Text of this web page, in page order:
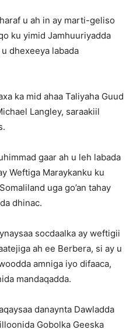
u ah in ay marti-geliso
ku yimid Jamhuuriyadda
dhexeeya labada
ka mid ahaa Taliyaha Guud
Langley, saraakiil
gaar ah u leh labada
Weftiga Maraykanku ku
uga go’an tahay
dhinac.
socdaalka ay weftigii
ah ee Berbera, si ay u
amniga iyo difaaca,
mandaqadda.
danaynta Dawladda
Gobolka Geeska